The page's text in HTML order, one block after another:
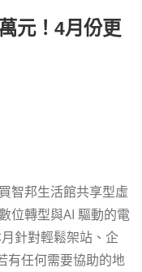
元！4月份更
智邦生活館共享型虛
位轉型與AI 驅動的電
針對輕鬆架站、企
有任何需要協助的地